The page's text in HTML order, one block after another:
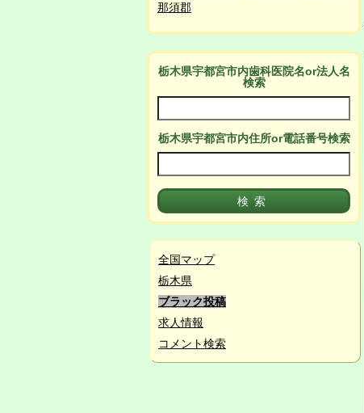
那須郡
栃木県宇都宮市内歯科医院名or法人名
検索
栃木県宇都宮市内住所or電話番号検索
全国マップ
栃木県
ブラック投稿
求人情報
コメント検索